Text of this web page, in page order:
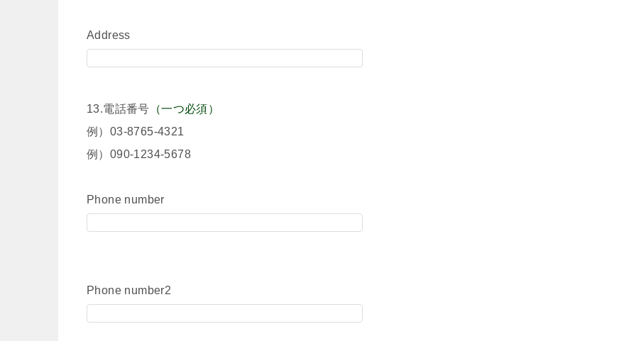
Address
13.電話番号 （一つ必須）
例）03-8765-4321
例）090-1234-5678
Phone number
Phone number2